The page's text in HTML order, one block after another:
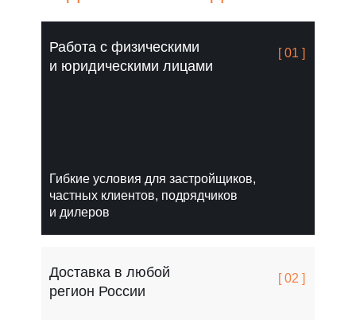
Гибкие условия для застройщиков,
частных клиентов, подрядчиков
и дилеров
Работа с физическими
и юридическими лицами
[ 01 ]
Доставка в любой
регион России
[ 02 ]